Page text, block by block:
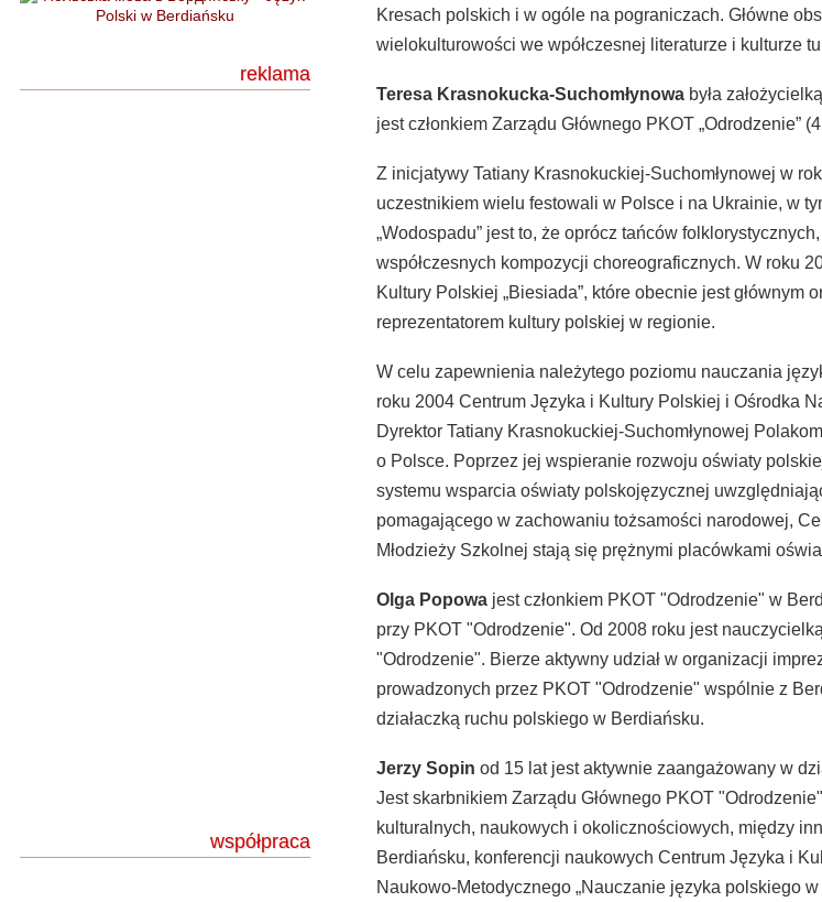
reklama
współpraca
Kresach polskich i w ogóle na pograniczach. Główne
wielokulturowości we wpółczesnej literaturze i kulturze
Teresa Krasnokucka-Suchomłynowa była
jest członkiem Zarządu Głównego PKOT „Odrodzenie”
Z inicjatywy Tatiany Krasnokuckiej-Suchomłynowej w
uczestnikiem wielu festowali w Polsce i na Ukrainie, w
„Wodospadu” jest to, że oprócz tańców
współczesnych kompozycji choreograficznych. W roku
Kultury Polskiej „Biesiada”, które obecnie jest głównym
reprezentatorem kultury polskiej w regionie.
W celu zapewnienia należytego poziomu nauczania
roku 2004 Centrum Języka i Kultury Polskiej i Ośrodka
Dyrektor Tatiany Krasnokuckiej-Suchomłynowej
o Polsce. Poprzez jej wspieranie rozwoju oświaty
systemu wsparcia oświaty polskojęzycznej
pomagającego w zachowaniu tożsamości narodowej,
Młodzieży Szkolnej stają się prężnymi placówkami
Olga Popowa jest członkiem PKOT "Odrodzenie" w
przy PKOT "Odrodzenie". Od 2008 roku jest
"Odrodzenie". Bierze aktywny udział w organizacji
prowadzonych przez PKOT "Odrodzenie" wspólnie z
działaczką ruchu polskiego w Berdiańsku.
Jerzy Sopin od 15 lat jest aktywnie zaangażowany w
Jest skarbnikiem Zarządu Głównego PKOT
kulturalnych, naukowych i okolicznościowych, między
Berdiańsku, konferencji naukowych Centrum Języka i
Naukowo-Metodycznego „Nauczanie języka polskiego